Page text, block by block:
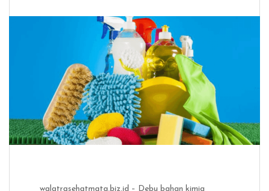
walatrasehatmata.biz.id – Debu bahan kimia